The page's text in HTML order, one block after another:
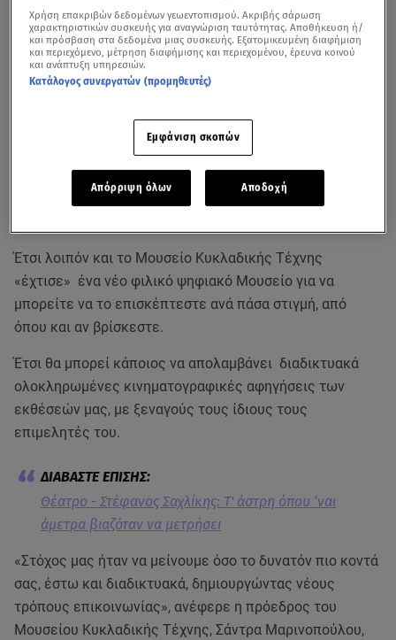
Μπορεί λόγω της πανδημίας του κορωνοϊού τα Μουσεία
να είναι κλειστά, όμως πολλά από αυτά θέλοντας να
ικανοποιήσουν το θεατρόφιλο κοινό διοργανώνουν
Έτσι λοιπόν και το Μουσείο Κυκλαδικής Τέχνης
«έχτισε» ένα νέο φιλικό ψηφιακό Μουσείο για να
μπορείτε να το επισκέπτεστε ανά πάσα στιγμή, από
όπου και αν βρίσκεστε.
Έτσι θα μπορεί κάποιος να απολαμβάνει διαδικτυακά
ολοκληρωμένες κινηματογραφικές αφηγήσεις των
εκθέσεών μας, με ξεναγούς τους ίδιους τους
επιμελητές του.
Θέατρο - Στέφανος Σαχλίκης: Τ' άστρη όπου ‘ναι
άμετρα βιαζόταν να μετρήσει
«Στόχος μας ήταν να μείνουμε όσο το δυνατόν πιο κοντά
σας, έστω και διαδικτυακά, δημιουργώντας νέους
τρόπους επικοινωνίας», ανέφερε η πρόεδρος του
Μουσείου Κυκλαδικής Τέχνης, Σάντρα Μαρινοπούλου,
Χρήση επακριβών δεδομένων γεωεντοπισμού. Ακριβής σάρωση
χαρακτηριστικών συσκευής για αναγνώριση ταυτότητας. Αποθήκευση ή/
και πρόσβαση στα δεδομένα μιας συσκευής. Εξατομικευμένη διαφήμιση
και περιεχόμενο, μέτρηση διαφήμισης και περιεχομένου, έρευνα κοινού
και ανάπτυξη υπηρεσιών.
Κατάλογος συνεργατών (προμηθευτές)
Εμφάνιση σκοπών
Απόρριψη όλων Αποδοχή